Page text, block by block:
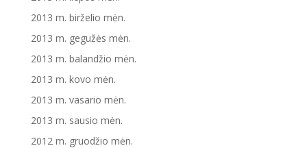
2013 m. birželio mėn.
2013 m. gegužės mėn.
2013 m. balandžio mėn.
2013 m. kovo mėn.
2013 m. vasario mėn.
2013 m. sausio mėn.
2012 m. gruodžio mėn.